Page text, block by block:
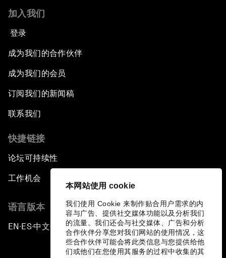
本网站使用 cookie
我们使用 Cookie 来制作贴合用户需求的内
容与广告、提供社交媒体功能以及分析我们
的流量。我们还会与社交媒体、广告和分析
合作伙伴分享您对我们网站的使用情况，这
些合作伙伴可能会将此类信息与您提供给他
们或他们在您使用其服务的过程中收集的其
Asia's Energy Options
Intellectual Property in the Information Age
Navigating the Next Industrial Revolution
Parity Equals Performance
The Global Rise of China's Entrepreneurs
Bringing Space Down to Earth
Celebrating China's Globalizers
加入我们
登录
成为我们的合作伙伴
成为我们的会员
订阅我们的新闻稿
联系我们
快捷链接
论坛可持续性
工作机会
语言版本
EN ▪ES▪中文▪ 日本語